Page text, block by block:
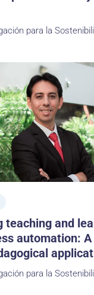
para la
teaching and
automation:
para la